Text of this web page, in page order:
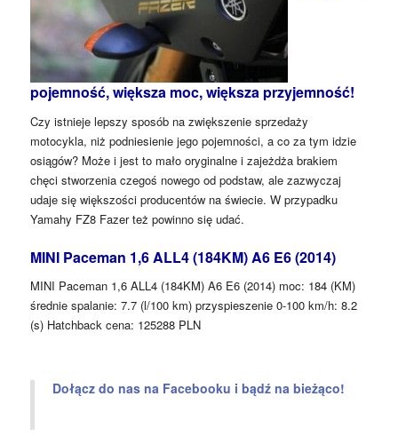
pojemność, większa moc, większa przyjemność!
Czy istnieje lepszy sposób na zwiększenie sprzedaży
motocykla, niż podniesienie jego pojemności, a co za tym idzie
osiągów? Może i jest to mało oryginalne i zajeżdża brakiem
chęci stworzenia czegoś nowego od podstaw, ale zazwyczaj
udaje się większości producentów na świecie. W przypadku
Yamahy FZ8 Fazer też powinno się udać.
MINI Paceman 1,6 ALL4 (184KM) A6 E6 (2014)
MINI Paceman 1,6 ALL4 (184KM) A6 E6 (2014) moc: 184 (KM)
średnie spalanie: 7.7 (l/100 km) przyspieszenie 0-100 km/h: 8.2
(s) Hatchback cena: 125288 PLN
Dołącz do nas na Facebooku i bądź na bieżąco!